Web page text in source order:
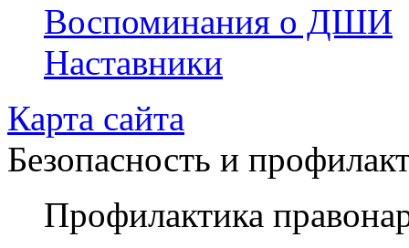
Воспоминания о ДШИ
Наставники
Карта сайта
Безопасность и
Профилактика